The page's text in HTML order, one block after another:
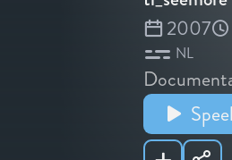
2007
NL